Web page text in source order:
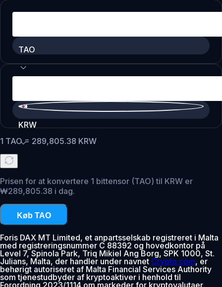
TAO
KRW
1 TAO= 289,805.38 KRW
Prisen for at konvertere 1 bittensor (TAO) til KRW er
₩289,805.38 i dag.
Køb TAO
Foris DAX MT Limited, et anpartsselskab registreret i Malta
med registreringsnummer C 88392 og hovedkontor på
Level 7, Spinola Park, Triq Mikiel Ang Borg, SPK 1000, St.
Julians, Malta, der handler under navnet Crypto.com, er
behørigt autoriseret af Malta Financial Services Authority
som tjenestudbyder af kryptoaktiver i henhold til
Forordning 2023/1114 om markeder for kryptovalutaer,